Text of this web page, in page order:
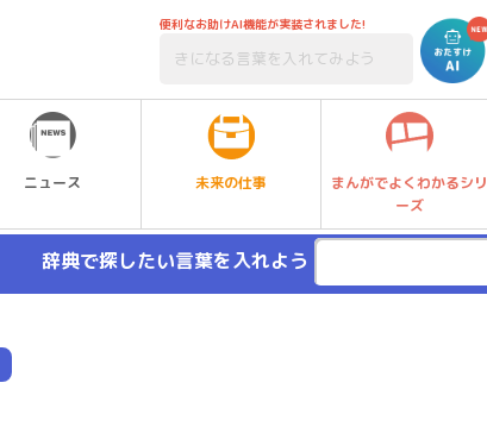
便利なお助けAI機能が実装されました!
ニュース 未来の仕事
まんがでよくわかるシリ
ーズ
辞典で探したい言葉を入れよう